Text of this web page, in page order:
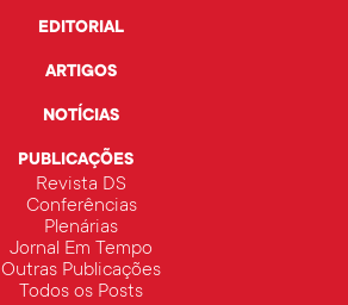
EDITORIAL
ARTIGOS
NOTÍCIAS
PUBLICAÇÕES
Revista DS
Conferências
Plenárias
Jornal Em Tempo
Outras Publicações
Todos os Posts